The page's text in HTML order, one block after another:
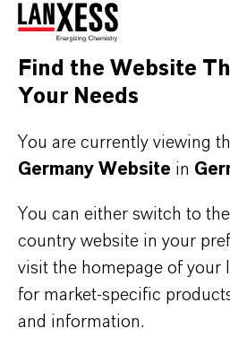
Sie eine Email an:
Hier können die
heruntergeladen werden.
Find the Website
Your Needs
You are currently viewing
Germany Website in
You can either switch to
country website in your
visit the homepage of your
for market-specific
and information.